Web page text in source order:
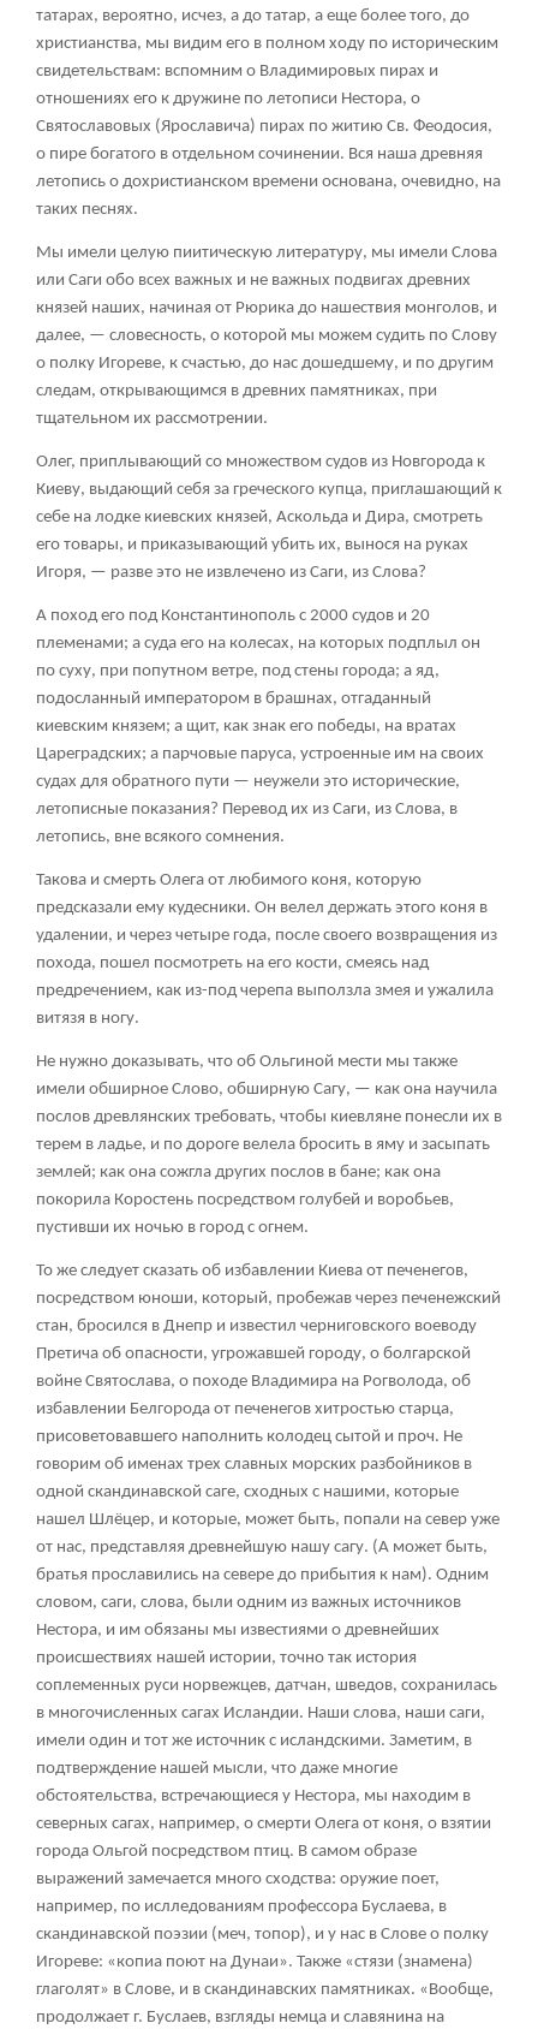
татарах, вероятно, исчез, а до татар, а еще более того, до
христианства, мы видим его в полном ходу по историческим
свидетельствам: вспомним о Владимировых пирах и
отношениях его к дружине по летописи Нестора, о
Святославовых (Ярославича) пирах по житию Св. Феодосия,
о пире богатого в отдельном сочинении. Вся наша древняя
летопись о дохристианском времени основана, очевидно, на
таких песнях.
Мы имели целую пиитическую литературу, мы имели Слова
или Саги обо всех важных и не важных подвигах древних
князей наших, начиная от Рюрика до нашествия монголов, и
далее, — словесность, о которой мы можем судить по Слову
о полку Игореве, к счастью, до нас дошедшему, и по другим
следам, открывающимся в древних памятниках, при
тщательном их рассмотрении.
Олег, приплывающий со множеством судов из Новгорода к
Киеву, выдающий себя за греческого купца, приглашающий к
себе на лодке киевских князей, Аскольда и Дира, смотреть
его товары, и приказывающий убить их, вынося на руках
Игоря, — разве это не извлечено из Саги, из Слова?
А поход его под Константинополь с 2000 судов и 20
племенами; а суда его на колесах, на которых подплыл он
по суху, при попутном ветре, под стены города; а яд,
подосланный императором в брашнах, отгаданный
киевским князем; а щит, как знак его победы, на вратах
Цареградских; а парчовые паруса, устроенные им на своих
судах для обратного пути — неужели это исторические,
летописные показания? Перевод их из Саги, из Слова, в
летопись, вне всякого сомнения.
Такова и смерть Олега от любимого коня, которую
предсказали ему кудесники. Он велел держать этого коня в
удалении, и через четыре года, после своего возвращения из
похода, пошел посмотреть на его кости, смеясь над
предречением, как из-под черепа выползла змея и ужалила
витязя в ногу.
Не нужно доказывать, что об Ольгиной мести мы также
имели обширное Слово, обширную Сагу, — как она научила
послов древлянских требовать, чтобы киевляне понесли их в
терем в ладье, и по дороге велела бросить в яму и засыпать
землей; как она сожгла других послов в бане; как она
покорила Коростень посредством голубей и воробьев,
пустивши их ночью в город с огнем.
То же следует сказать об избавлении Киева от печенегов,
посредством юноши, который, пробежав через печенежский
стан, бросился в Днепр и известил черниговского воеводу
Претича об опасности, угрожавшей городу, о болгарской
войне Святослава, о походе Владимира на Рогволода, об
избавлении Белгорода от печенегов хитростью старца,
присоветовавшего наполнить колодец сытой и проч. Не
говорим об именах трех славных морских разбойников в
одной скандинавской саге, сходных с нашими, которые
нашел Шлёцер, и которые, может быть, попали на север уже
от нас, представляя древнейшую нашу сагу. (А может быть,
братья прославились на севере до прибытия к нам). Одним
словом, саги, слова, были одним из важных источников
Нестора, и им обязаны мы известиями о древнейших
происшествиях нашей истории, точно так история
соплеменных руси норвежцев, датчан, шведов, сохранилась
в многочисленных сагах Исландии. Наши слова, наши саги,
имели один и тот же источник с исландскими. Заметим, в
подтверждение нашей мысли, что даже многие
обстоятельства, встречающиеся у Нестора, мы находим в
северных сагах, например, о смерти Олега от коня, о взятии
города Ольгой посредством птиц. В самом образе
выражений замечается много сходства: оружие поет,
например, по ислледованиям профессора Буслаева, в
скандинавской поэзии (меч, топор), и у нас в Слове о полку
Игореве: «копиа поют на Дунаи». Также «стязи (знамена)
глаголят» в Слове, и в скандинавских памятниках. «Вообще,
продолжает г. Буслаев, взгляды немца и славянина на